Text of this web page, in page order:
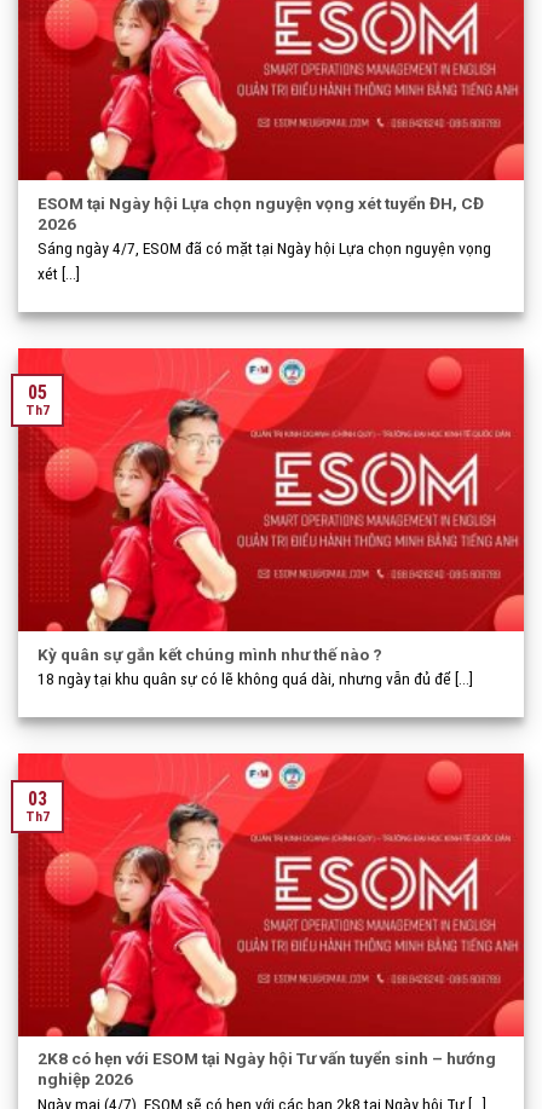
ESOM tại Ngày hội Lựa chọn nguyện vọng xét tuyển ĐH, CĐ
2026
Sáng ngày 4/7, ESOM đã có mặt tại Ngày hội Lựa chọn nguyện vọng
xét [...]
Kỳ quân sự gắn kết chúng mình như thế nào ?
18 ngày tại khu quân sự có lẽ không quá dài, nhưng vẫn đủ để [...]
05
Th7
2K8 có hẹn với ESOM tại Ngày hội Tư vấn tuyển sinh – hướng
nghiệp 2026
Ngày mai (4/7), ESOM sẽ có hẹn với các bạn 2k8 tại Ngày hội Tư [...]
03
Th7